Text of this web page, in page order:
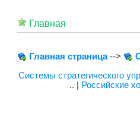
Главная
Главная страница-->
Системы стратегического
.. |
Российские